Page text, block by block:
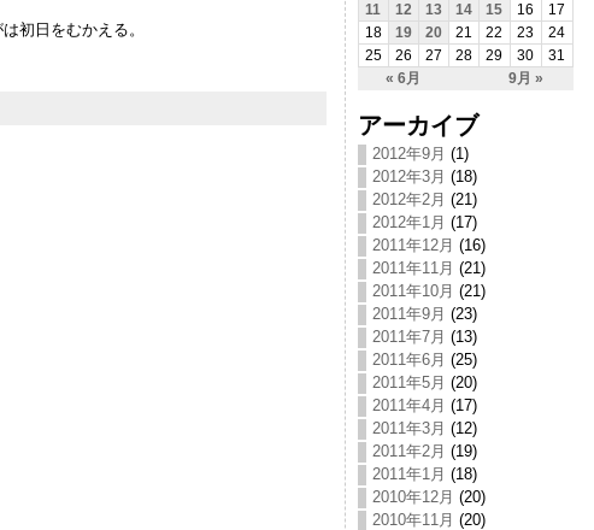
初日をむかえる。
« 6月 9月 »
11
12 13 14 15 16
17
18
19 20 21 22 23
24
25
26 27 28 29 30 31
アーカイブ
2012年9月 (1)
2012年3月 (18)
2012年2月 (21)
2012年1月 (17)
2011年12月 (16)
2011年11月 (21)
2011年10月 (21)
2011年9月 (23)
2011年7月 (13)
2011年6月 (25)
2011年5月 (20)
2011年4月 (17)
2011年3月 (12)
2011年2月 (19)
2011年1月 (18)
2010年12月 (20)
2010年11月 (20)